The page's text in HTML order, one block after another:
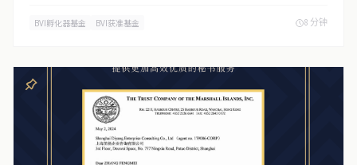
心，各具特色，吸引了大量基金设立于此。本文将重点对比分析BVI孵
化器基金、BVI获准基金与开曼群岛共同基金（SPC架构）在设立要
BVI孵化器基金 BVI获准基金 8 分钟